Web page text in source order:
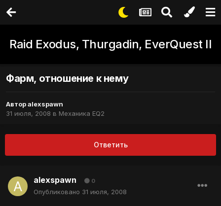
Raid Exodus, Thurgadin, EverQuest II
Фарм, отношение к нему
Авторalexspawn
31 июля, 2008 в Механика EQ2
Ответить
alexspawn 0
Опубликовано 31 июля, 2008